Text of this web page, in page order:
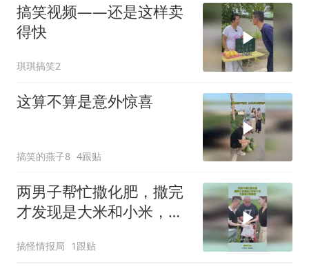
搞笑视频——还是这样卖
得快
琪琪搞笑2
这算不算是意外惊喜
搞笑的燕子8 4跟贴
两男子帮忙撒化肥，撒完
才发现是大米和小米，下
搞怪情报局 1跟贴